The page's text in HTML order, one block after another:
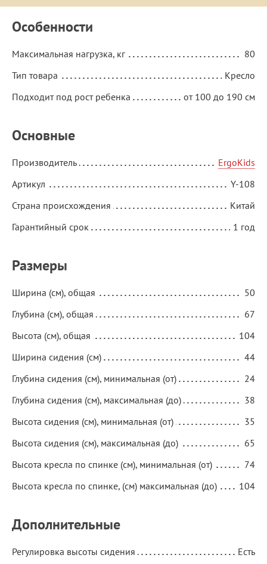
Особенности
Максимальная нагрузка, кг
80
Тип товара
Кресло
Подходит под рост ребенка
от 100 до 190 см
Основные
Производитель
ErgoKids
Артикул
Y-108
Страна происхождения
Китай
Гарантийный срок
1 год
Размеры
Ширина (см), общая
50
Глубина (см), общая
67
Высота (см), общая
104
Ширина сидения (см)
44
Глубина сидения (см), минимальная (от)
24
Глубина сидения (см), максимальная (до)
38
Высота сидения (см), минимальная (от)
35
Высота сидения (см), максимальная (до)
65
Высота кресла по спинке (см), минимальная (от)
74
Высота кресла по спинке, (см) максимальная (до)
104
Дополнительные
Регулировка высоты сидения
Есть